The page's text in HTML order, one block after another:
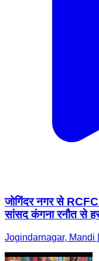
जोगिंदर नगर से RCFC
सांसद कंगना रनौत से
Jogindarnagar, Mandi